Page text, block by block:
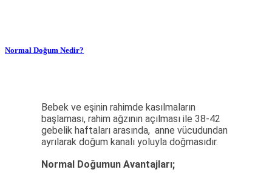
Normal Doğum Nedir?
Bebek ve eşinin rahimde kasılmaların
başlaması, rahim ağzının açılması ile 38-42
gebelik haftaları arasında, anne vücudundan
ayrılarak doğum kanalı yoluyla doğmasıdır.
Normal Doğumun Avantajları;